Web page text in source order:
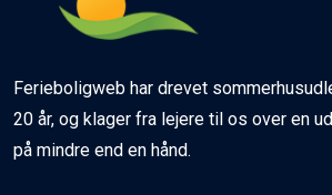
Ferieboligweb har drevet
20 år, og klager fra lejere til os over en
på mindre end en hånd.